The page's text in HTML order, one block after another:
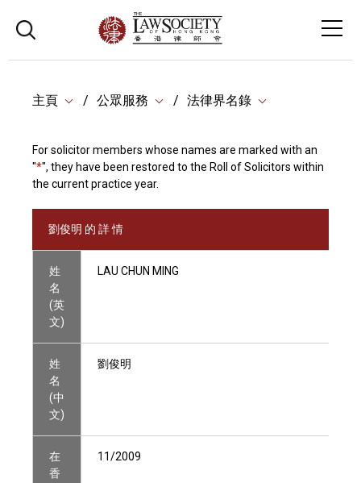
主頁 公眾服務 法律界名錄
For solicitor members whose names are marked with an
"*", they have been restored to the Roll of Solicitors within
the current practice year.
劉俊明 的 詳 情
姓
名
(英
文)
LAU CHUN MING
姓
名
(中
文)
劉俊明
在
香
11/2009